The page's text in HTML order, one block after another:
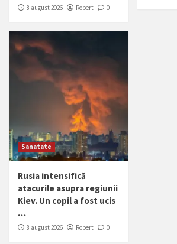
8 august 2026 Robert 0
Sanatate
Rusia intensifică
atacurile asupra regiunii
Kiev. Un copil a fost ucis
…
8 august 2026 Robert 0